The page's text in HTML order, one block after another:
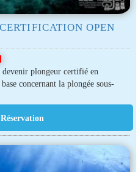
OPEN
devenir plongeur certifié en
concernant la plongée sous-